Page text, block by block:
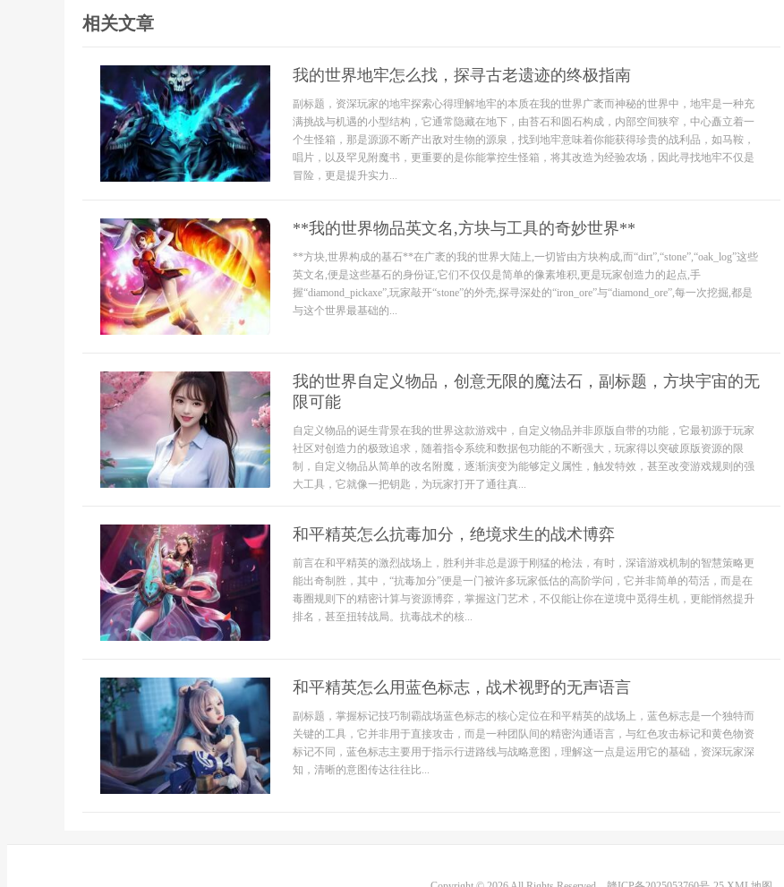
相关文章
我的世界地牢怎么找，探寻古老遗迹的终极指南
副标题，资深玩家的地牢探索心得理解地牢的本质在我的世界广袤而神秘的世界中，地牢是一种充
满挑战与机遇的小型结构，它通常隐藏在地下，由苔石和圆石构成，内部空间狭窄，中心矗立着一
个生怪箱，那是源源不断产出敌对生物的源泉，找到地牢意味着你能获得珍贵的战利品，如马鞍，
唱片，以及罕见附魔书，更重要的是你能掌控生怪箱，将其改造为经验农场，因此寻找地牢不仅是
冒险，更是提升实力...
**我的世界物品英文名,方块与工具的奇妙世界**
**方块,世界构成的基石**在广袤的我的世界大陆上,一切皆由方块构成,而“dirt”,“stone”,“oak_log”这些
英文名,便是这些基石的身份证,它们不仅仅是简单的像素堆积,更是玩家创造力的起点,手
握“diamond_pickaxe”,玩家敲开“stone”的外壳,探寻深处的“iron_ore”与“diamond_ore”,每一次挖掘,都是
与这个世界最基础的...
我的世界自定义物品，创意无限的魔法石，副标题，方块宇宙的无
限可能
自定义物品的诞生背景在我的世界这款游戏中，自定义物品并非原版自带的功能，它最初源于玩家
社区对创造力的极致追求，随着指令系统和数据包功能的不断强大，玩家得以突破原版资源的限
制，自定义物品从简单的改名附魔，逐渐演变为能够定义属性，触发特效，甚至改变游戏规则的强
大工具，它就像一把钥匙，为玩家打开了通往真...
和平精英怎么抗毒加分，绝境求生的战术博弈
前言在和平精英的激烈战场上，胜利并非总是源于刚猛的枪法，有时，深谙游戏机制的智慧策略更
能出奇制胜，其中，“抗毒加分”便是一门被许多玩家低估的高阶学问，它并非简单的苟活，而是在
毒圈规则下的精密计算与资源博弈，掌握这门艺术，不仅能让你在逆境中觅得生机，更能悄然提升
排名，甚至扭转战局。抗毒战术的核...
和平精英怎么用蓝色标志，战术视野的无声语言
副标题，掌握标记技巧制霸战场蓝色标志的核心定位在和平精英的战场上，蓝色标志是一个独特而
关键的工具，它并非用于直接攻击，而是一种团队间的精密沟通语言，与红色攻击标记和黄色物资
标记不同，蓝色标志主要用于指示行进路线与战略意图，理解这一点是运用它的基础，资深玩家深
知，清晰的意图传达往往比...